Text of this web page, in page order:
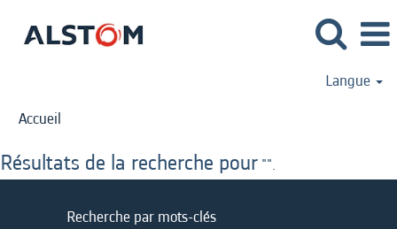
Langue
Accueil
Résultats de la recherche pour "".
Recherche par mots-clés